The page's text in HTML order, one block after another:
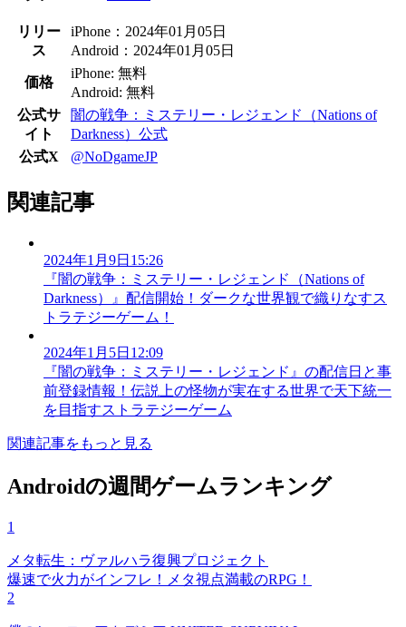
リリー
ス
iPhone：2024年01月05日
Android：2024年01月05日
価格
iPhone: 無料
Android: 無料
公式サ
イト
闇の戦争：ミステリー・レジェンド（Nations of
Darkness）公式
公式X
@NoDgameJP
関連記事
2024年1月9日15:26
『闇の戦争：ミステリー・レジェンド（Nations of
Darkness）』配信開始！ダークな世界観で織りなすス
トラテジーゲーム！
2024年1月5日12:09
『闇の戦争：ミステリー・レジェンド』の配信日と事
前登録情報！伝説上の怪物が実在する世界で天下統一
を目指すストラテジーゲーム
関連記事をもっと見る
Androidの週間ゲームランキング
1
メタ転生：ヴァルハラ復興プロジェクト
爆速で火力がインフレ！メタ視点満載のRPG！
2